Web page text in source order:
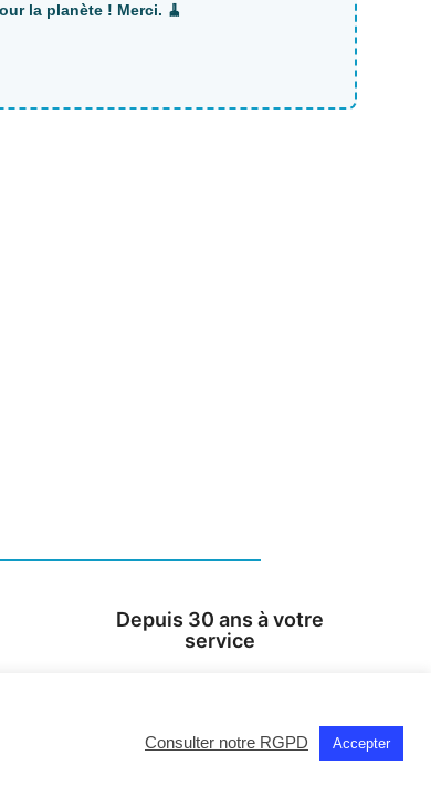
Depuis 30 ans à votre
service
Consulter notre RGPD Accepter